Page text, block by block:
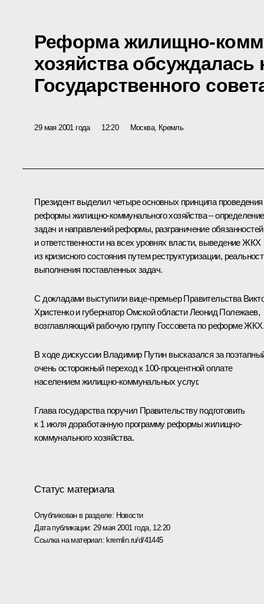
Реформа жилищно-
хозяйства обсуждалась
Государственного
29 мая 2001 года 12:20 Москва, Кремль
Президент выделил четыре основных принципа проведения
реформы жилищно-коммунального хозяйства – определение
задач и направлений реформы, разграничение обязанностей
и ответственности на всех уровнях власти, выведение ЖКХ
из кризисного состояния путем реструктуризации,
выполнения поставленных задач.
С докладами выступили вице-премьер Правительства
Христенко и губернатор Омской области Леонид Полежаев,
возглавляющий рабочую группу Госсовета по реформе ЖКХ.
В ходе дискуссии Владимир Путин высказался за
очень осторожный переход к 100-процентной оплате
населением жилищно-коммунальных услуг.
Глава государства поручил Правительству подготовить
к 1 июля доработанную программу реформы жилищно-
коммунального хозяйства.
Статус материала
Опубликован в разделе: Новости
Дата публикации: 29 мая 2001 года, 12:20
Ссылка на материал:kremlin.ru/d/41445